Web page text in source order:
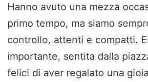
Hanno avuto una mezza
primo tempo, ma siamo
controllo, attenti e compatti.
importante, sentita dalla
felici di aver regalato una